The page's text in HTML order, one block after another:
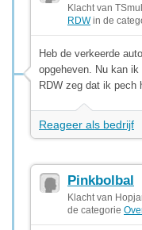
Klacht van
RDWin de
Heb de verkeerde
opgeheven. Nu kan
RDW zeg dat ik pech
Reageer als bedrijf
Pinkbolbal
Klacht van
de categorie